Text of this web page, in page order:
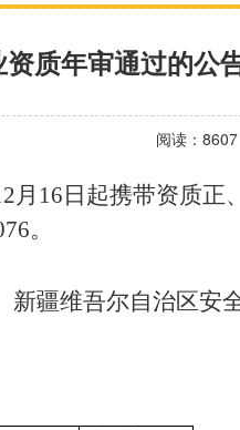
质年审通过的公
阅读：8607
月 16 日起携带资质正
。
新疆维吾尔自治区安